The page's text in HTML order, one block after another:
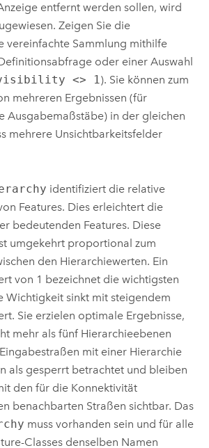
entfernt werden sollen, wird
Zeigen Sie die
vereinfachte Sammlung mithilfe
oder einer Auswahl
<> 1). Sie können zum
mehreren Ergebnissen (für
Ausgabemaßstäbe) in der gleichen
mehrere Unsichtbarkeitsfelder
identifiziert die relative
Features. Dies erleichtert die
bedeutenden Features. Diese
umgekehrt proportional zum
den Hierarchiewerten. Ein
von 1 bezeichnet die wichtigsten
Wichtigkeit sinkt mit steigendem
Sie erzielen optimale Ergebnisse,
mehr als fünf Hierarchieebenen
mit einer Hierarchie
als gesperrt betrachtet und bleiben
den für die Konnektivität
benachbarten Straßen sichtbar. Das
muss vorhanden sein und für alle
Classes denselben Namen